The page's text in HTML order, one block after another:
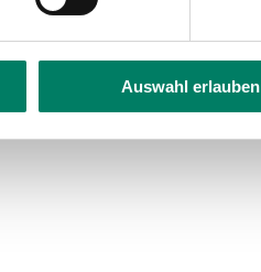
Auswahl erlauben